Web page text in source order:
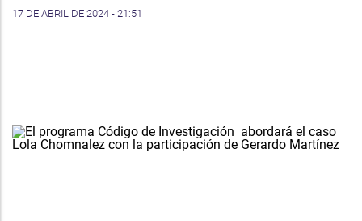
17 DE ABRIL DE 2024 - 21:51